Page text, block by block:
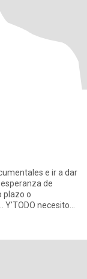
e ir a dar
de
plazo o
Y'TODO necesito